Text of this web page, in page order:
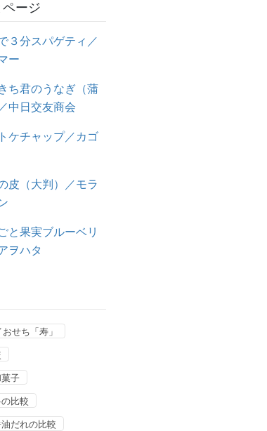
ページ
３分スパゲティ／
ー
ち君のうなぎ（蒲
中日交友商会
ケチャップ／カゴ
皮（大判）／モラ
と果実ブルーベリ
ヲハタ
せち「寿」
子
比較
だれの比較